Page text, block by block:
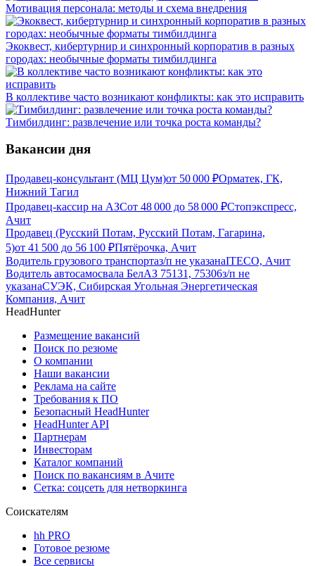
Мотивация персонала: методы и схема внедрения
Экоквест, кибертурнир и синхронный корпоратив в разных
городах: необычные форматы тимбилдинга
В коллективе часто возникают конфликты: как это исправить
Тимбилдинг: развлечение или точка роста команды?
Вакансии дня
Продавец-консультант (МЦ Цум)от 50 000 ₽Орматек, ГК,
Нижний Тагил
Продавец-кассир на АЗСот 48 000 до 58 000 ₽Стопэкспресс,
Ачит
Продавец (Русский Потам, Русский Потам, Гагарина,
5)от 41 500 до 56 100 ₽Пятёрочка, Ачит
Водитель грузового транспортаз/п не указанаITECO, Ачит
Водитель автосамосвала БелАЗ 75131, 75306з/п не
указанаСУЭК, Сибирская Угольная Энергетическая
Компания, Ачит
HeadHunter
Размещение вакансий
Поиск по резюме
О компании
Наши вакансии
Реклама на сайте
Требования к ПО
Безопасный HeadHunter
HeadHunter API
Партнерам
Инвесторам
Каталог компаний
Поиск по вакансиям в Ачите
Сетка: соцсеть для нетворкинга
Соискателям
hh PRO
Готовое резюме
Все сервисы